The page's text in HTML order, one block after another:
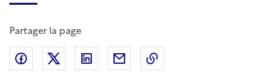
Partager la page
Partager sur Facebook
Partager sur X (anciennement Twitter)
Partager sur LinkedIn
Partager par email